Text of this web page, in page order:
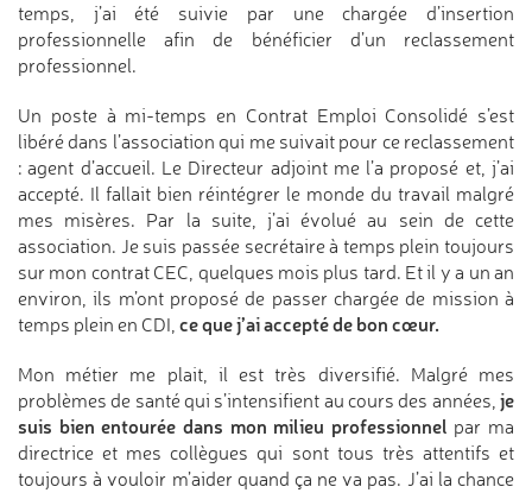
temps, j’ai été suivie par une chargée d’insertion
professionnelle afin de bénéficier d’un reclassement
professionnel.
Un poste à mi-temps en Contrat Emploi Consolidé s’est
libéré dans l’association qui me suivait pour ce reclassement
: agent d’accueil. Le Directeur adjoint me l’a proposé et, j’ai
accepté. Il fallait bien réintégrer le monde du travail malgré
mes misères. Par la suite, j’ai évolué au sein de cette
association. Je suis passée secrétaire à temps plein toujours
sur mon contrat CEC, quelques mois plus tard. Et il y a un an
environ, ils m’ont proposé de passer chargée de mission à
temps plein en CDI, ce que j’ai accepté de bon cœur.
Mon métier me plait, il est très diversifié. Malgré mes
problèmes de santé qui s’intensifient au cours des années, je
suis bien entourée dans mon milieu professionnel par ma
directrice et mes collègues qui sont tous très attentifs et
toujours à vouloir m’aider quand ça ne va pas. J’ai la chance